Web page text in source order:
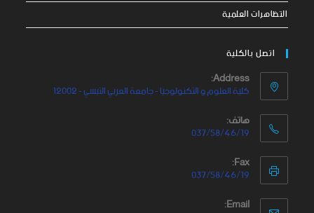
التظاهرات العلمية
اتصل بالكلية
Address:
كلية العلوم و التكنولوجيا - جامعة العربي التبسي - 12002
هاتف:
037/58/46/19
Fax:
037/58/46/19
Email: